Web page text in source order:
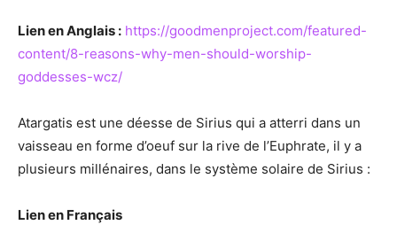
Lien en Anglais : https://goodmenproject.com/featured-
content/8-reasons-why-men-should-worship-
goddesses-wcz/
Atargatis est une déesse de Sirius qui a atterri dans un
vaisseau en forme d’oeuf sur la rive de l’Euphrate, il y a
plusieurs millénaires, dans le système solaire de Sirius :
Lien en Français